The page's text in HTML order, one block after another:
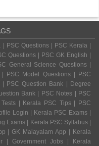
PSC Questions | PSC Kerala |
Questions | PSC GK English |
General Science Questions |
PSC Model Questions | PSC
PSC Question Bank | Degree
Bank | PSC Notes | PSC
| Kerala PSC Tips | PSC
Login | Kerala PSC Exams |
Exams | Kerala PSC Syllabus |
| GK Malayalam App | Kerala
| Government Jobs | Kerala